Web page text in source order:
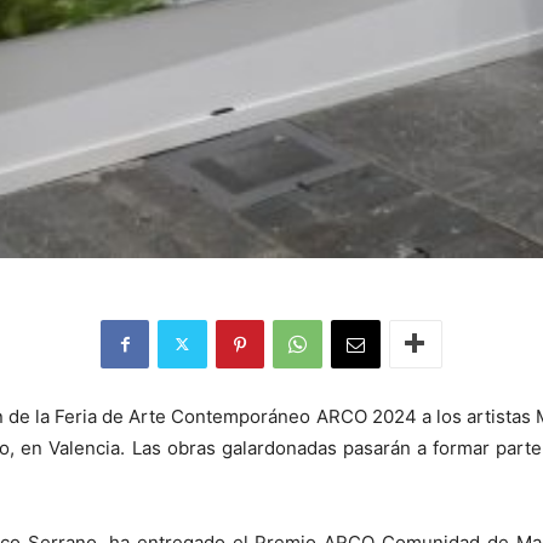
la Feria de Arte Contemporáneo ARCO 2024 a los
en Valencia. Las obras galardonadas pasarán a formar